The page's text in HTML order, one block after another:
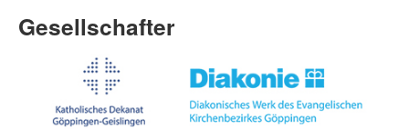
Gesellschafter